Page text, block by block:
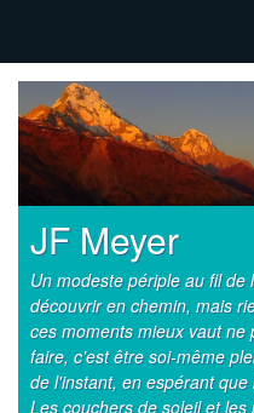
JF Meyer
Un modeste périple au fil
découvrir en chemin, mais
ces moments mieux vaut ne
faire, c’est être soi-même
de l'instant, en espérant
Les couchers de soleil et les